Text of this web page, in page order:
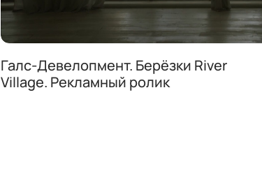
Галс-Девелопмент. Берёзки River
Village. Рекламный ролик